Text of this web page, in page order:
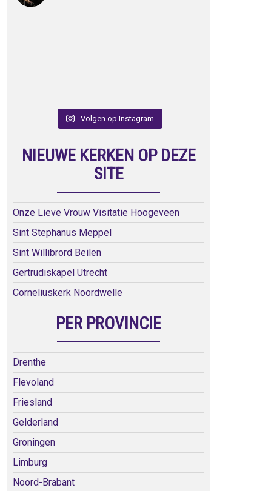
Volgen op Instagram
NIEUWE KERKEN OP DEZE
SITE
Onze Lieve Vrouw Visitatie Hoogeveen
Sint Stephanus Meppel
Sint Willibrord Beilen
Gertrudiskapel Utrecht
Corneliuskerk Noordwelle
PER PROVINCIE
Drenthe
Flevoland
Friesland
Gelderland
Groningen
Limburg
Noord-Brabant